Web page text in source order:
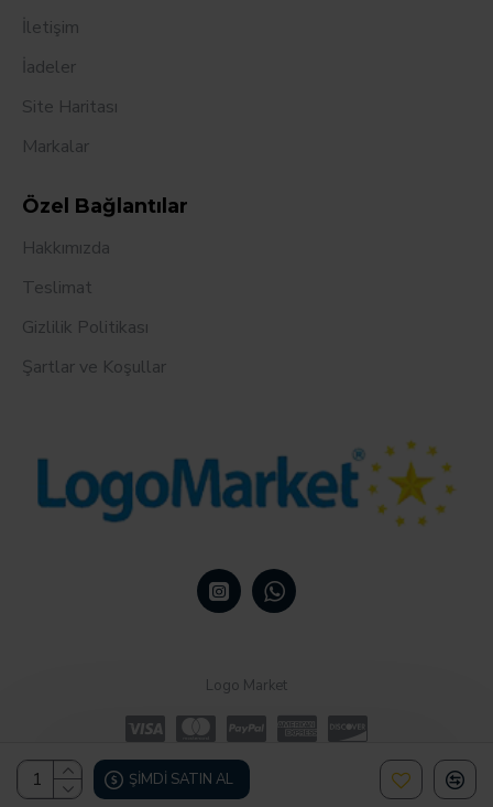
ŞIMDI SATIN AL
İletişim
İadeler
Site Haritası
Markalar
Özel Bağlantılar
Hakkımızda
Teslimat
Gizlilik Politikası
Şartlar ve Koşullar
Logo Market
Design, Hosting & Support By Shopgez.com